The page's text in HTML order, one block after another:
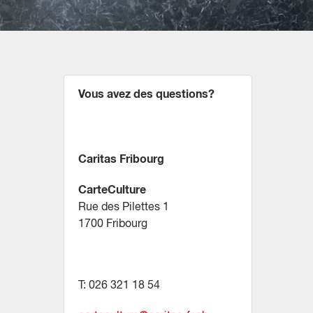
Vous avez des questions?
Caritas Fribourg
CarteCulture
Rue des Pilettes 1
1700 Fribourg
T: 026 321 18 54